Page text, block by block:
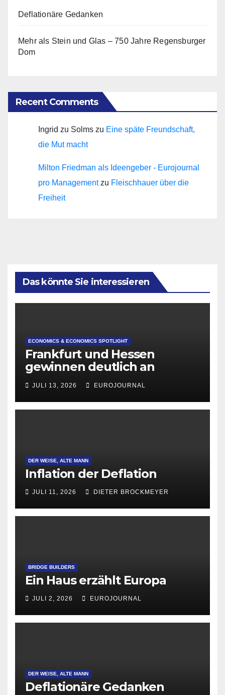
Deflationäre Gedanken
Mehr als Stein und Glas – 750 Jahre Regensburger
Dom
Recent Comments
Ingrid zu Solms zu Eine späte Freundschaft,
die Mut macht
Milton Friedman als Ideengeber - Eurojournal
pro Managementzu Fleischhauer über die
Freiheit
Das könnte Sie interessieren
ECONOMICS & ECONOMICS SPOTLIGHT
Frankfurt und Hessen
gewinnen deutlich an
Attraktivität für Startup-
Gründungen
JULI 13, 2026 EUROJOURNAL
DER WEISE, ALTE MANN
Inflation der Deflation
JULI 11, 2026 DIETER BROCKMEYER
BRIDGE BUILDERS
Ein Haus erzählt Europa
JULI 2, 2026 EUROJOURNAL
DER WEISE, ALTE MANN
Deflationäre Gedanken